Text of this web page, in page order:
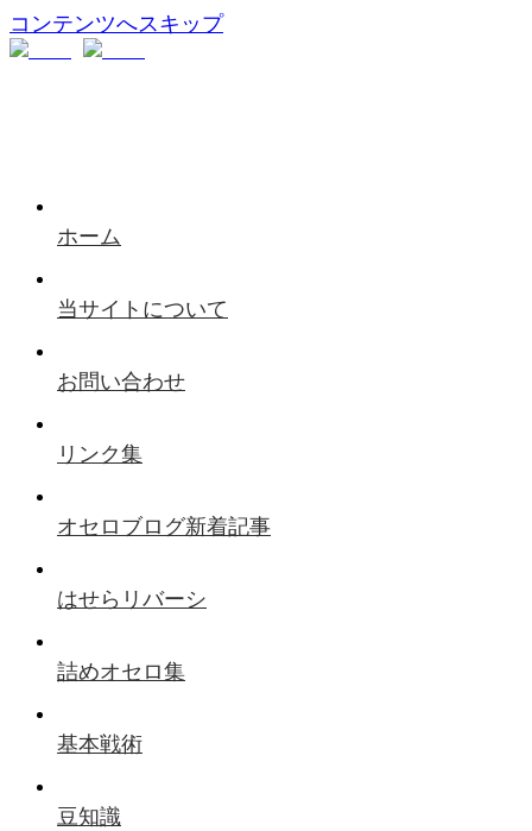
コンテンツへスキップ
ホーム
当サイトについて
お問い合わせ
リンク集
オセロブログ新着記事
はせらリバーシ
詰めオセロ集
基本戦術
豆知識